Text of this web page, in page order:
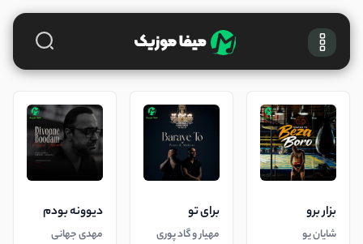
بزار برو
شایان یو
برای تو
مهیار و گاد پوری
دیوونه بودم
مهدی جهانی